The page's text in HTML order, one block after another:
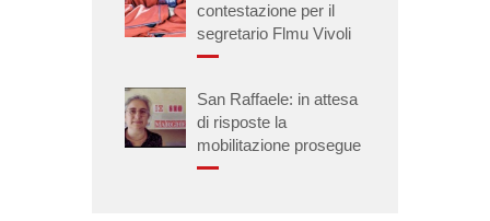
contestazione per il
segretario Flmu Vivoli
San Raffaele: in attesa
di risposte la
mobilitazione prosegue